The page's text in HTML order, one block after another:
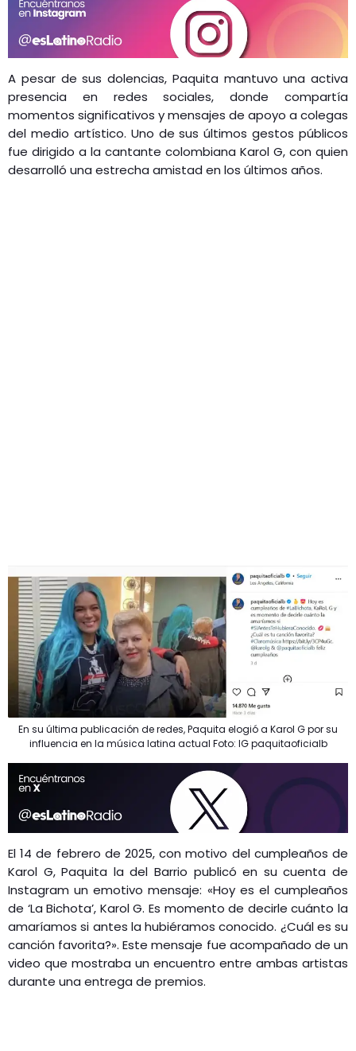
A pesar de sus dolencias, Paquita mantuvo una activa
presencia en redes sociales, donde compartía
momentos significativos y mensajes de apoyo a colegas
del medio artístico. Uno de sus últimos gestos públicos
fue dirigido a la cantante colombiana Karol G, con quien
desarrolló una estrecha amistad en los últimos años.
En su última publicación de redes, Paquita elogió a Karol G por su
influencia en la música latina actual Foto: IG paquitaoficialb
El 14 de febrero de 2025, con motivo del cumpleaños de
Karol G, Paquita la del Barrio publicó en su cuenta de
Instagram un emotivo mensaje: «Hoy es el cumpleaños
de ‘La Bichota’, Karol G. Es momento de decirle cuánto la
amaríamos si antes la hubiéramos conocido. ¿Cuál es su
canción favorita?». Este mensaje fue acompañado de un
video que mostraba un encuentro entre ambas artistas
durante una entrega de premios.